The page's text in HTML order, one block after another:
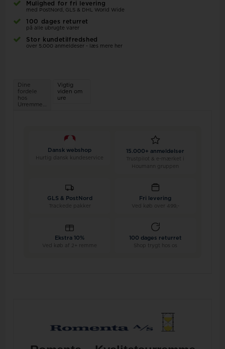
Mulighed for fri levering
med PostNord, GLS & DHL World Wide
100 dages returret
på alle ubrugte varer
Stor kundetilfredshed
over 5.000 anmeldeser - læs mere her
Dine
fordele
hos
Urremmen.dk
Vigtig
viden om
ure
Dansk webshop
Hurtig dansk kundeservice
15.000+ anmeldelser
Trustpilot & e-mærket i
Houmann gruppen
GLS & PostNord
Trackede pakker
Fri levering
Ved køb over 499,-
Ekstra 10%
Ved køb af 2+ remme
100 dages returret
Shop trygt hos os